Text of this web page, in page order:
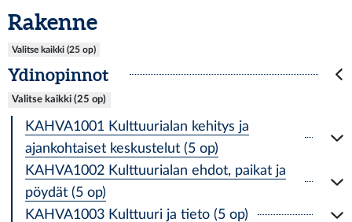
Rakenne
Valitse kaikki (25 op)
Ydinopinnot
Valitse kaikki (25 op)
KAHVA1001 Kulttuurialan kehitys ja
ajankohtaiset keskustelut (5 op)
KAHVA1002 Kulttuurialan ehdot, paikat ja
pöydät (5 op)
KAHVA1003 Kulttuuri ja tieto (5 op)